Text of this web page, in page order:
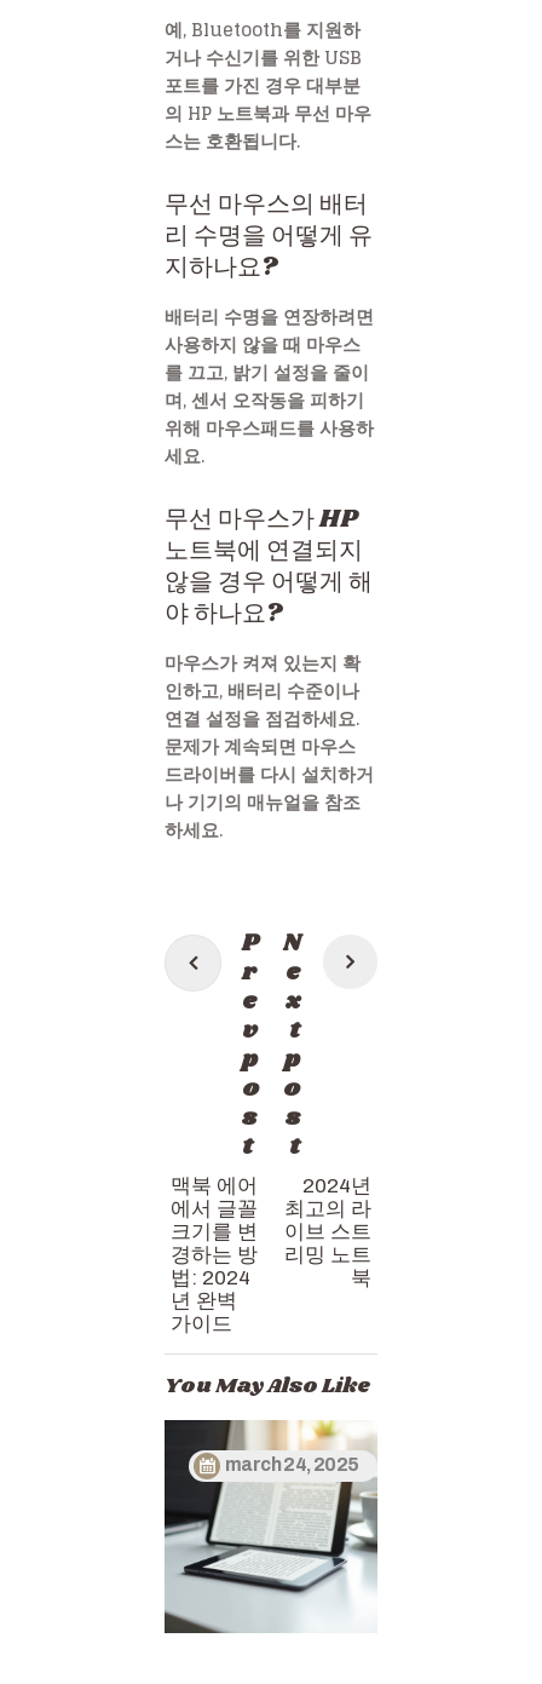
예, Bluetooth를 지원하
거나 수신기를 위한 USB
포트를 가진 경우 대부분
의 HP 노트북과 무선 마우
스는 호환됩니다.
무선 마우스의 배터
리 수명을 어떻게 유
지하나요?
배터리 수명을 연장하려면
사용하지 않을 때 마우스
를 끄고, 밝기 설정을 줄이
며, 센서 오작동을 피하기
위해 마우스패드를 사용하
세요.
무선 마우스가 HP
노트북에 연결되지
않을 경우 어떻게 해
야 하나요?
마우스가 켜져 있는지 확
인하고, 배터리 수준이나
연결 설정을 점검하세요.
문제가 계속되면 마우스
드라이버를 다시 설치하거
나 기기의 매뉴얼을 참조
하세요.
Post
navigation
P
r
e
v
p
o
s
t
맥북 에어
에서 글꼴
크기를 변
경하는 방
법: 2024
년 완벽
가이드
N
e
x
t
p
o
s
t
2024년
최고의 라
이브 스트
리밍 노트
북
You May Also Like
march 24, 2025